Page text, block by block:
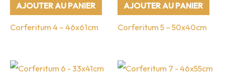
AJOUTER AU PANIER
Corferitum 4 – 46x61cm
AJOUTER AU PANIER
Corferitum 5 – 50x40cm